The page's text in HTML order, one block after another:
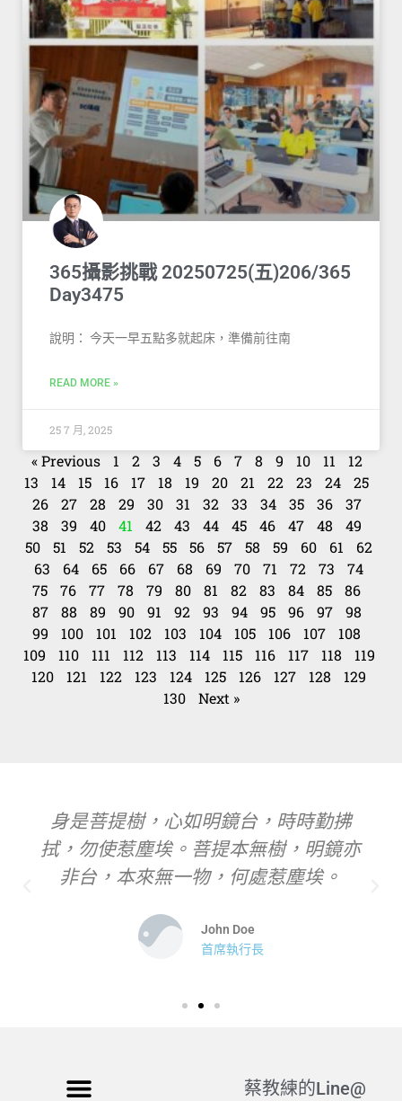
365攝影挑戰 20250725(五)206/365
Day3475
說明： 今天一早五點多就起床，準備前往南
READ MORE »
25 7 月, 2025
« Previous 1 2 3 4 5 6 7 8 9 10 11
12
13
14 15 16 17 18 19 20 21 22 23 24
25
26
27 28 29 30 31 32 33 34 35 36
37
38
39 40 41 42 43 44 45 46 47 48
49
50
51 52 53 54 55 56 57 58 59 60 61
62
63
64 65 66 67 68 69 70 71 72 73
74
75
76 77 78 79 80 81 82 83 84 85
86
87
88 89 90 91 92 93 94 95 96 97
98
99
100 101 102 103 104 105 106 107
108
109
110 111 112 113 114 115 116 117 118
119
120
121 122 123 124 125 126 127 128
129
130
Next »
身是菩提樹，心如明鏡台，時時勤拂
拭，勿使惹塵埃。菩提本無樹，明鏡亦
非台，本來無一物，何處惹塵埃。
John Doe
首席執行長
蔡教練的Line@